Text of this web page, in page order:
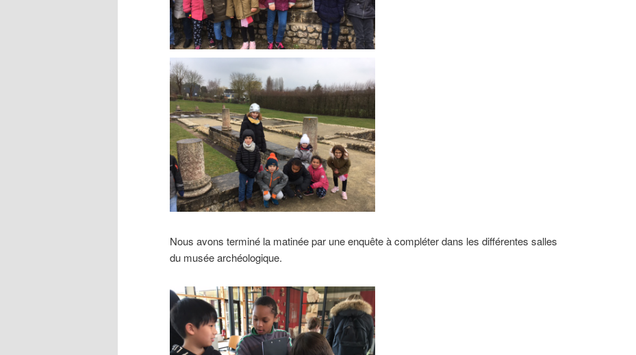
Nous avons terminé la matinée par une enquête à compléter dans les différentes salles
du musée archéologique.